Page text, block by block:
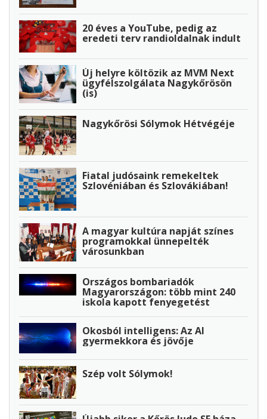
20 éves a YouTube, pedig az
eredeti terv randioldalnak indult
Új helyre költözik az MVM Next
ügyfélszolgálata Nagykőrösön
(is)
Nagykőrösi Sólymok Hétvégéje
Fiatal judósaink remekeltek
Szlovéniában és Szlovákiában!
A magyar kultúra napját színes
programokkal ünnepelték
városunkban
Országos bombariadók
Magyarországon: több mint 240
iskola kapott fenyegetést
Okosból intelligens: Az AI
gyermekkora és jövője
Szép volt Sólymok!